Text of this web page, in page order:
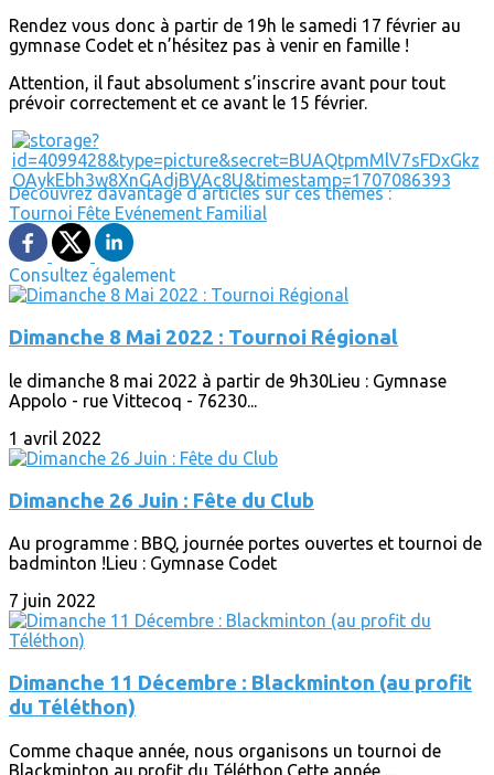
Rendez vous donc à partir de 19h le samedi 17 février au
gymnase Codet et n’hésitez pas à venir en famille !
Attention, il faut absolument s’inscrire avant pour tout
prévoir correctement et ce avant le 15 février.
Découvrez davantage d'articles sur ces thèmes :
Tournoi Fête Evénement Familial
Consultez également
Dimanche 8 Mai 2022 : Tournoi Régional
le dimanche 8 mai 2022 à partir de 9h30Lieu : Gymnase
Appolo - rue Vittecoq - 76230...
1 avril 2022
Dimanche 26 Juin : Fête du Club
Au programme : BBQ, journée portes ouvertes et tournoi de
badminton !Lieu : Gymnase Codet
7 juin 2022
Dimanche 11 Décembre : Blackminton (au profit
du Téléthon)
Comme chaque année, nous organisons un tournoi de
Blackminton au profit du Téléthon.Cette année,...